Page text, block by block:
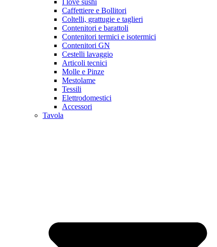
Caffettiere e Bollitori
Coltelli, grattugie e taglieri
Contenitori e barattoli
Contenitori termici e isotermici
Contenitori GN
Cestelli lavaggio
Articoli tecnici
Molle e Pinze
Mestolame
Tessili
Elettrodomestici
Accessori
Tavola